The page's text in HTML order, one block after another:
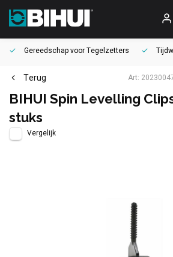
Gereedschap voorTegelzetters
Terug Art:
BIHUI Spin Levelling
stuks
Vergelijk